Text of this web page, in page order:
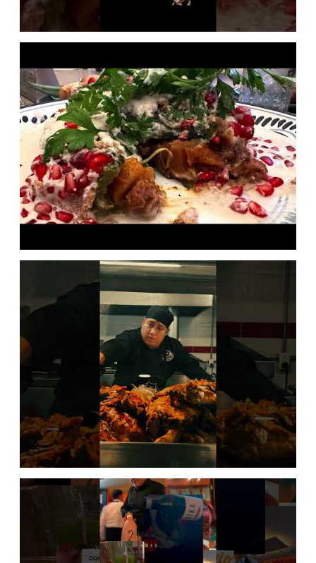
MÉXICO
Vacaciones de verano en La
Paz, BCS: Un viaje fantástico
por el Golfo de California a
bordo de un catamarán
CELEBRA EL DÍA DEL PADRE
EN SAL E BRASA; FÚTBOL,
FUEGO Y SABOR